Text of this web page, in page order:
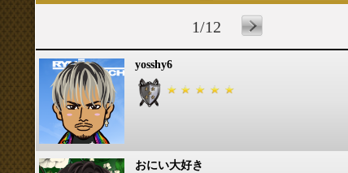
1/12
yosshy6
おにい大好き